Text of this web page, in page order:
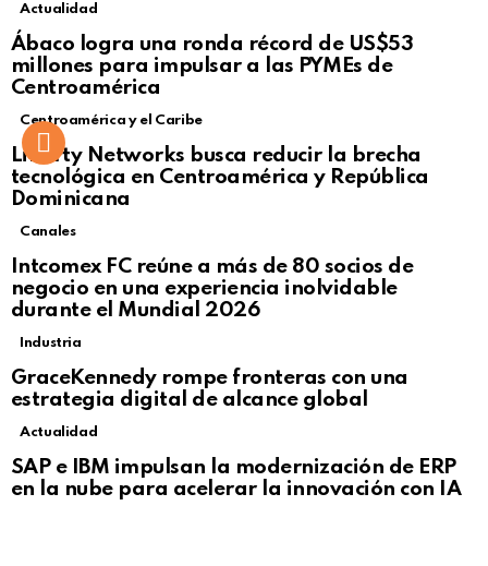
Not Safe For Work
Click to view this post
Actualidad
Ábaco logra una ronda récord de US$53
millones para impulsar a las PYMEs de
Centroamérica
Centroamérica y el Caribe
Liberty Networks busca reducir la brecha
tecnológica en Centroamérica y República
Dominicana
Canales
Intcomex FC reúne a más de 80 socios de
negocio en una experiencia inolvidable
durante el Mundial 2026
Industria
GraceKennedy rompe fronteras con una
estrategia digital de alcance global
Not Safe For Work
Click to view this post
Actualidad
SAP e IBM impulsan la modernización de ERP
en la nube para acelerar la innovación con IA